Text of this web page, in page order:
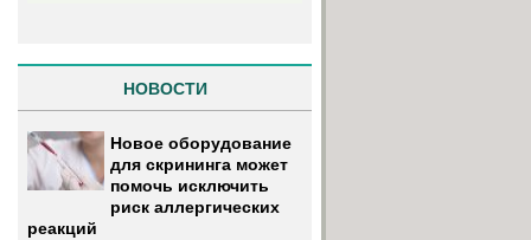
НОВОСТИ
Новое оборудование
для скрининга может
помочь исключить
риск аллергических
реакций